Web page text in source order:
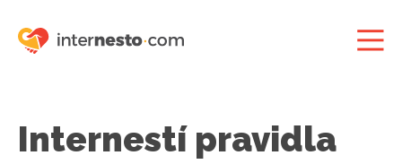
Internestí pravidla